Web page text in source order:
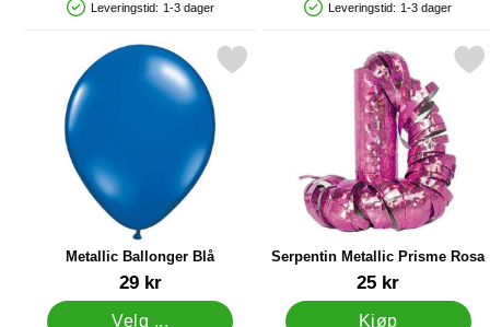
Produkttilgjengelighet: På lager
Leveringstid: 1-3 dager
Produkttilgjengelighet: På lager
Leveringstid: 1-3 dager
Metallic Ballonger Blå
Varenummer 10496
29 kr
Velg ...
Merk metallic Ballonger Blå som favoritt
Serpentin Metallic Prisme Rosa
Varenummer 9763
25 kr
Kjøp
Merk serpentin Metallic